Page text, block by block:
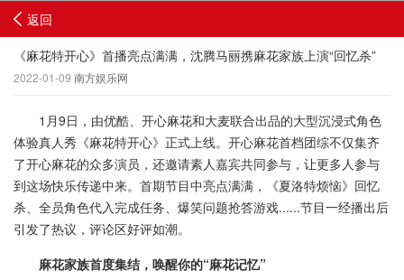
返回
《麻花特开心》首播亮点满满，沈腾马丽携麻花家族上演“回忆杀”
2022-01-09 南方娱乐网
1月9日，由优酷、开心麻花和大麦联合出品的大型沉浸式角色
体验真人秀《麻花特开心》正式上线。开心麻花首档团综不仅集齐
了开心麻花的众多演员，还邀请素人嘉宾共同参与，让更多人参与
到这场快乐传递中来。首期节目中亮点满满，《夏洛特烦恼》回忆
杀、全员角色代入完成任务、爆笑问题抢答游戏......节目一经播出后
引发了热议，评论区好评如潮。
麻花家族首度集结，唤醒你的“麻花记忆”